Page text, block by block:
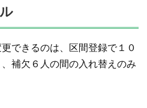
ル
できるのは、区間登録で１０
補欠６人の間の入れ替えのみ